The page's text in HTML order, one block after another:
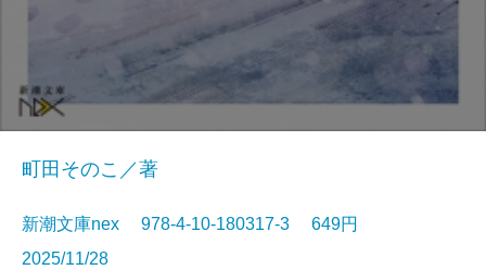
町田そのこ／著
新潮文庫nex 978-4-10-180317-3 649円
2025/11/28